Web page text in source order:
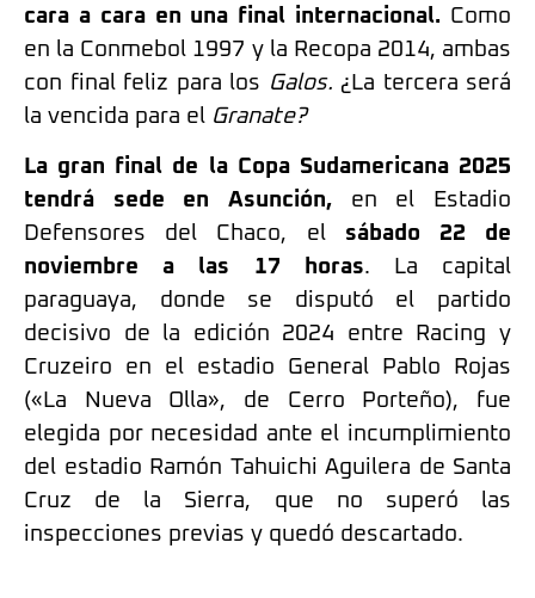
cara a cara en una final internacional. Como
en la Conmebol 1997 y la Recopa 2014, ambas
con final feliz para los Galos. ¿La tercera será
la vencida para el Granate?
La gran final de la Copa Sudamericana 2025
tendrá sede en Asunción, en el Estadio
Defensores del Chaco, el sábado 22 de
noviembre a las 17 horas. La capital
paraguaya, donde se disputó el partido
decisivo de la edición 2024 entre Racing y
Cruzeiro en el estadio General Pablo Rojas
(«La Nueva Olla», de Cerro Porteño), fue
elegida por necesidad ante el incumplimiento
del estadio Ramón Tahuichi Aguilera de Santa
Cruz de la Sierra, que no superó las
inspecciones previas y quedó descartado.